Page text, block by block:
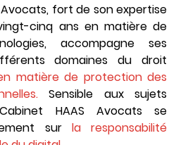
Avocats, fort de son expertise
cinq ans en matière de
accompagne ses
domaines du droit
matière de protection des
Sensible aux sujets
HAAS Avocats se
sur la responsabilité